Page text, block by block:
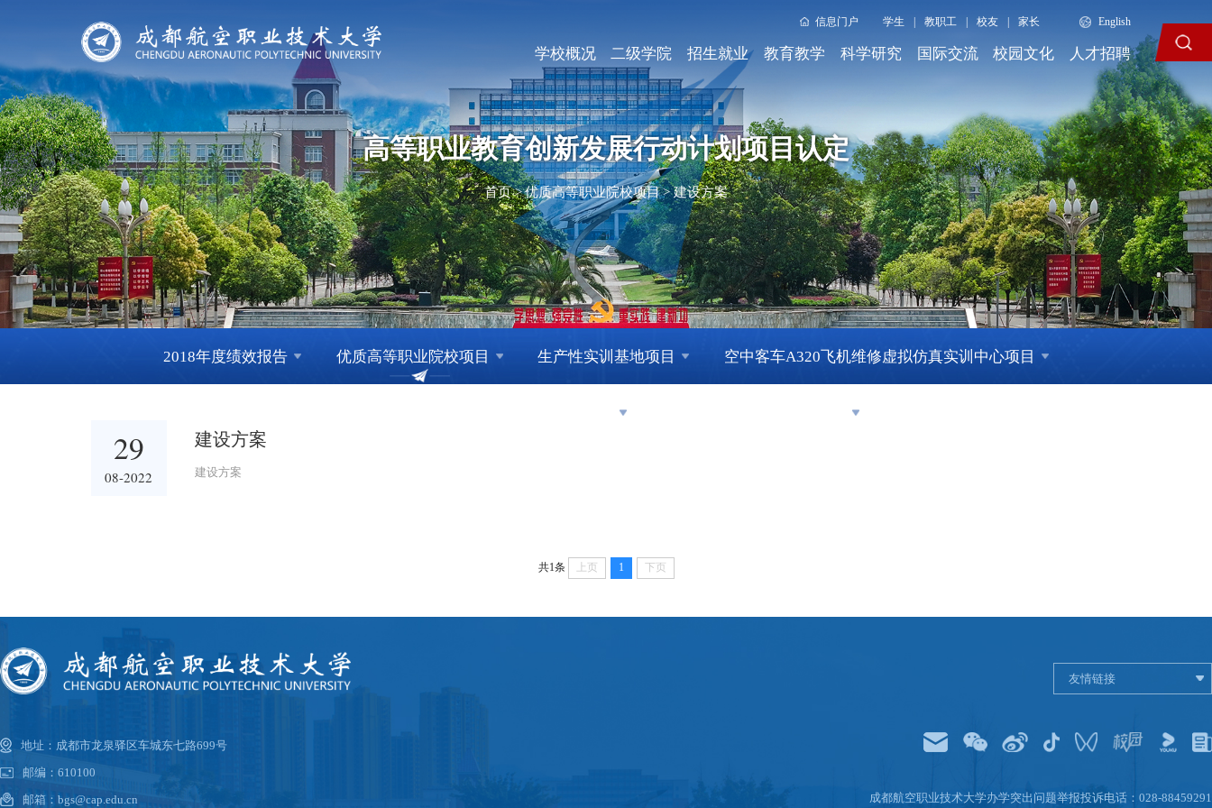
信息门户 学生 教职工 校友 家长 English
学校概况 二级学院 招生就业 教育教学 科学研究 国际交流 校园文化 人才招聘
高等职业教育创新发展行动计划项目认定
首页 > 优质高等职业院校项目 > 建设方案
2018年度绩效报告 优质高等职业院校项目 生产性实训基地项目 空中客车A320飞机维修虚拟仿真实训中心项目
29
08-2022
建设方案
建设方案
共1条 上页 1 下页
友情链接
地址：成都市龙泉驿区车城东七路699号
邮编：610100
邮箱：bgs@cap.edu.cn
成都航空职业技术大学办学突出问题举报投诉电话：028-88459291